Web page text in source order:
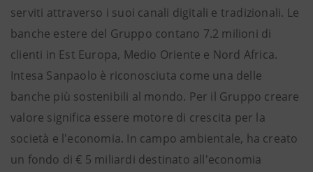
serviti attraverso i suoi canali digitali e tradizionali. Le
banche estere del Gruppo contano 7.2 milioni di
clienti in Est Europa, Medio Oriente e Nord Africa.
Intesa Sanpaolo è riconosciuta come una delle
banche più sostenibili al mondo. Per il Gruppo creare
valore significa essere motore di crescita per la
società e l'economia. In campo ambientale, ha creato
un fondo di € 5 miliardi destinato all'economia